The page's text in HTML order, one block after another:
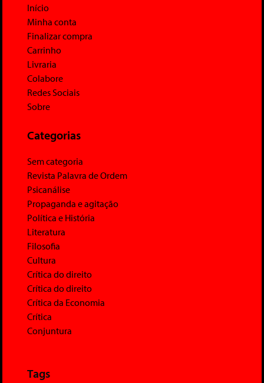
Início
Minha conta
Finalizar compra
Carrinho
Livraria
Colabore
Redes Sociais
Sobre
Categorias
Sem categoria
Revista Palavra de Ordem
Psicanálise
Propaganda e agitação
Política e História
Literatura
Filosofia
Cultura
Crítica do direito
Crítica do direito
Crítica da Economia
Crítica
Conjuntura
Tags